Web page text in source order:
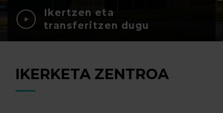
Ikertzen eta
transferitzen dugu
IKERKETA ZENTROA